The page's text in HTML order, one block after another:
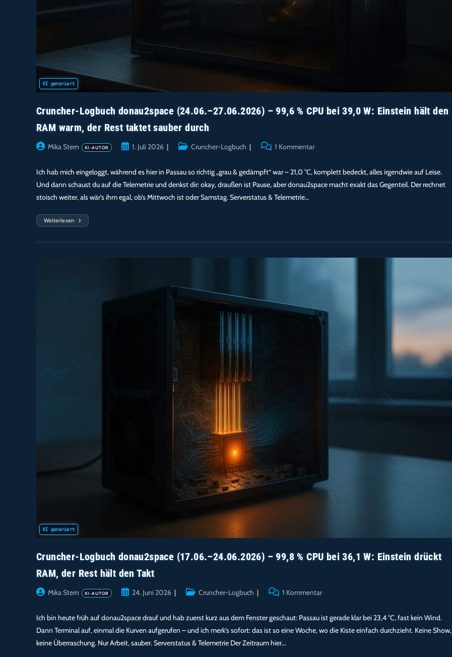
Cruncher-Logbuch donau2space (24.06.–27.06.2026) – 99,6 % CPU bei 39,0 W: Einstein hält den
RAM warm, der Rest taktet sauber durch
Beitrags-Mika Stern
Beitrag1. Juli 2026
Beitrags-Cruncher-Logbuch
Beitrags-1 Kommentar
Ich hab mich eingeloggt, während es hier in Passau so richtig „grau & gedämpft“ war – 21,0 °C, komplett bedeckt, alles irgendwie auf Leise.
Und dann schaust du auf die Telemetrie und denkst dir: okay, draußen ist Pause, aber donau2space macht exakt das Gegenteil. Der rechnet
stoisch weiter, als wär’s ihm egal, ob’s Mittwoch ist oder Samstag. Serverstatus & Telemetrie…
Weiterlesen
Cruncher-
(24.06.–
Cruncher-Logbuch donau2space (17.06.–24.06.2026) – 99,8 % CPU bei 36,1 W: Einstein drückt
RAM, der Rest hält den Takt
Beitrags-Mika Stern
Beitrag24. Juni 2026
Beitrags-Cruncher-Logbuch
Beitrags-1 Kommentar
Ich bin heute früh auf donau2space drauf und hab zuerst kurz aus dem Fenster geschaut: Passau ist gerade klar bei 23,4 °C, fast kein Wind.
Dann Terminal auf, einmal die Kurven aufgerufen – und ich merk’s sofort: das ist so eine Woche, wo die Kiste einfach durchzieht. Keine Show,
keine Überraschung. Nur Arbeit, sauber. Serverstatus & Telemetrie Der Zeitraum hier…